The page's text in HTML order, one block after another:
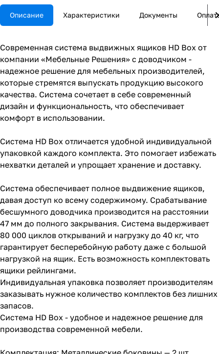
Описание Характеристики Документы
Современная система выдвижных ящиков HD Box от
компании «Мебельные Решения» с доводчиком -
надежное решение для мебельных производителей,
которые стремятся выпускать продукцию высокого
качества. Система сочетает в себе современный
дизайн и функциональность, что обеспечивает
комфорт в использовании.
Система HD Box отличается удобной индивидуальной
упаковкой каждого комплекта. Это помогает избежать
нехватки деталей и упрощает хранение и доставку.
Система обеспечивает полное выдвижение ящиков,
давая доступ ко всему содержимому. Срабатывание
бесшумного доводчика производится на расстоянии
47 мм до полного закрывания. Система выдерживает
80 000 циклов открываний и нагрузку до 40 кг, что
гарантирует бесперебойную работу даже с большой
нагрузкой на ящик. Есть возможность комплектовать
ящики рейлингами.
Индивидуальная упаковка позволяет производителям
заказывать нужное количество комплектов без лишних
запасов.
Система HD Box - удобное и надежное решение для
производства современной мебели.